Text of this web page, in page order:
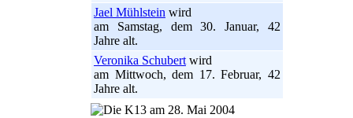
Jael Mühlstein wird
am Samstag, dem 30. Januar, 42
Jahre alt.
Veronika Schubert wird
am Mittwoch, dem 17. Februar, 42
Jahre alt.